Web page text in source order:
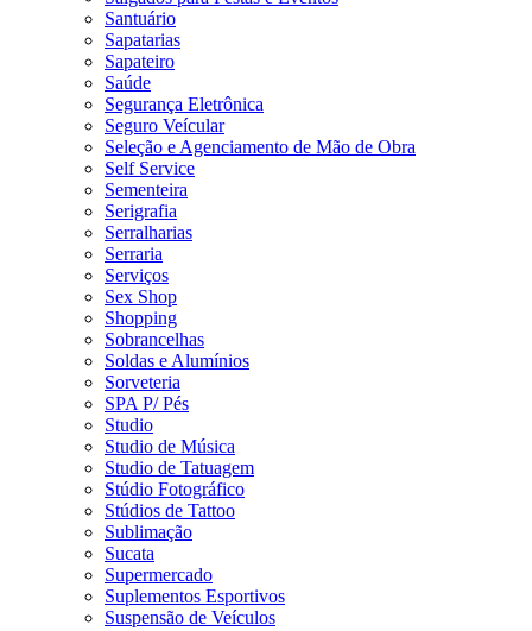
Santuário
Sapatarias
Sapateiro
Saúde
Segurança Eletrônica
Seguro Veícular
Seleção e Agenciamento de Mão de Obra
Self Service
Sementeira
Serigrafia
Serralharias
Serraria
Serviços
Sex Shop
Shopping
Sobrancelhas
Soldas e Alumínios
Sorveteria
SPA P/ Pés
Studio
Studio de Música
Studio de Tatuagem
Stúdio Fotográfico
Stúdios de Tattoo
Sublimação
Sucata
Supermercado
Suplementos Esportivos
Suspensão de Veículos